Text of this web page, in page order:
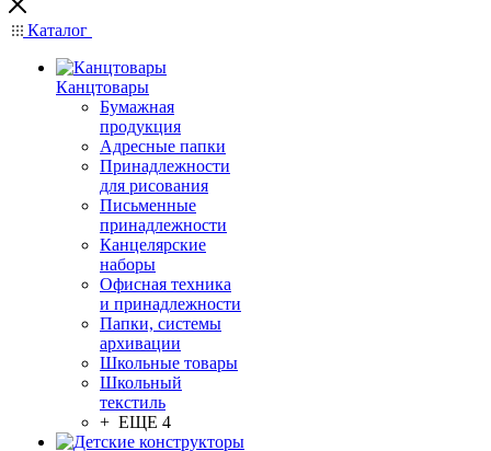
Каталог
Канцтовары
Бумажная
продукция
Адресные папки
Принадлежности
для рисования
Письменные
принадлежности
Канцелярские
наборы
Офисная техника
и принадлежности
Папки, системы
архивации
Школьные товары
Школьный
текстиль
+ ЕЩЕ 4